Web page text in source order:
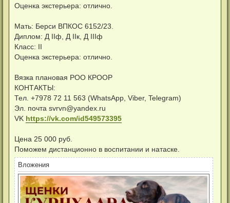
е
е
Оценка экстерьера: отлично.
Мать: Берси ВПКОС 6152/23.
Диплом: Д IIф, Д IIк, Д IIIф
Класс: II
Оценка экстерьера: отлично.
Вязка плановая РОО КРООР
КОНТАКТЫ:
Тел. +7978 72 11 563 (WhatsApp, Viber, Telegram)
Эл. почтаsvrvn@yandex.ru
VK https://vk.com/id549573395
Цена 25 000 руб.
Поможем дистанционно в воспитании и натаске.
Вложения